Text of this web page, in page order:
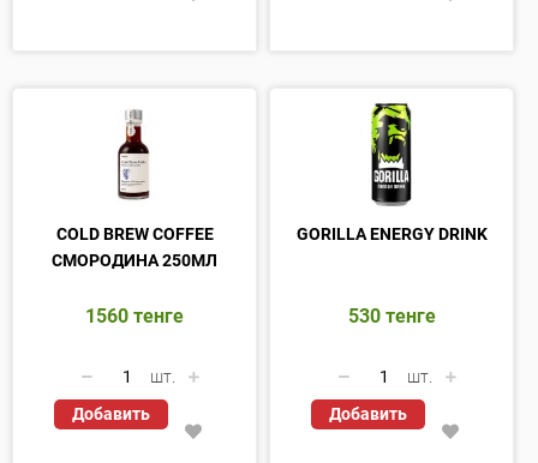
COLD BREW COFFEE
СМОРОДИНА 250МЛ
1560 тенге
шт.
Добавить
GORILLA ENERGY DRINK
530 тенге
шт.
Добавить